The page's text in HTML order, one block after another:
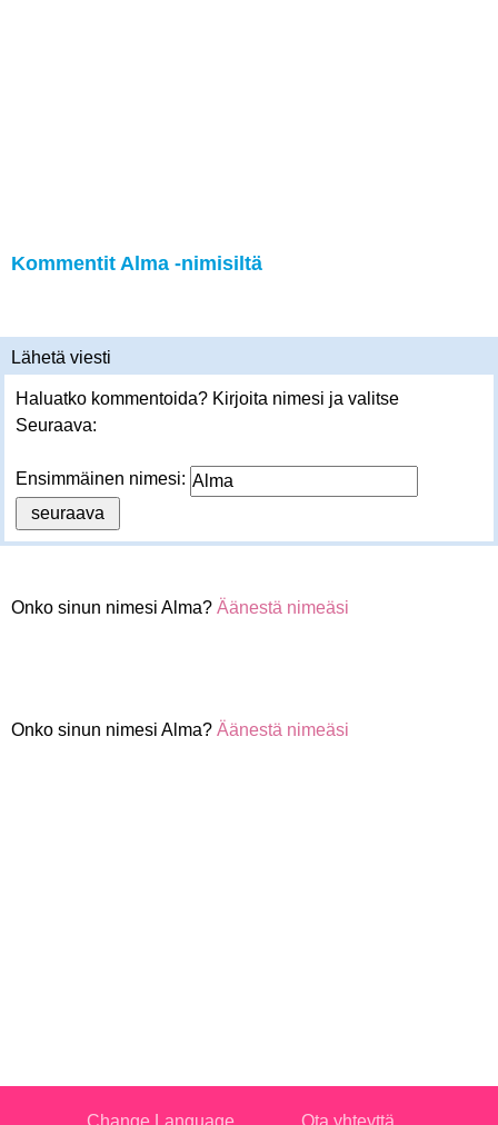
Kommentit Alma -nimisiltä
Lähetä viesti
Haluatko kommentoida? Kirjoita nimesi ja valitse
Seuraava:
Ensimmäinen nimesi:
Onko sinun nimesi Alma? Äänestä nimeäsi
Onko sinun nimesi Alma? Äänestä nimeäsi
Change Language Ota yhteyttä